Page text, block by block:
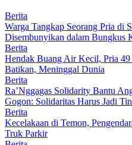
Berita
Warga Tangkap Seorang Pria di
Disembunyikan dalam Bungkus
Berita
Hendak Buang Air Kecil, Pria 49
Batikan, Meninggal Dunia
Berita
Ra’Nggagas Solidarity Bantu
Gogon: Solidaritas Harus Jadi
Berita
Kecelakaan di Temon,
Truk Parkir